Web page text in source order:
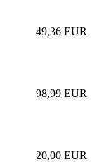
49,36 EUR
98,99 EUR
20,00 EUR